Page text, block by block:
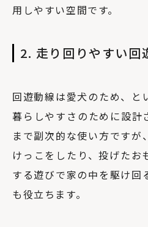
用しやすい空間です。
2. 走り回りやすい回
回遊動線は愛犬のため、と
暮らしやすさのために設計
まで副次的な使い方ですが
けっこをしたり、投げたお
する遊びで家の中を駆け回
も役立ちます。